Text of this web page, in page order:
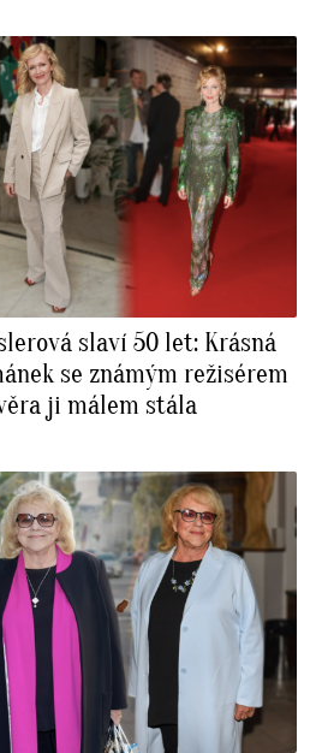
slaví 50 let: Krásná
se známým režisérem
ji málem stála